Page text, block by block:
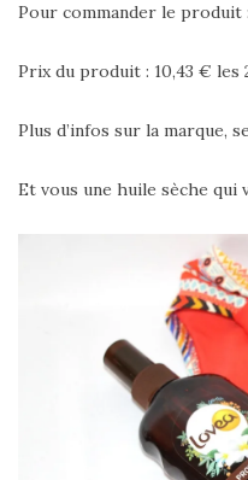
Pour commander le produit :
Prix du produit : 10,43 € les
Plus d’infos sur la marque,
Et vous une huile sèche qui